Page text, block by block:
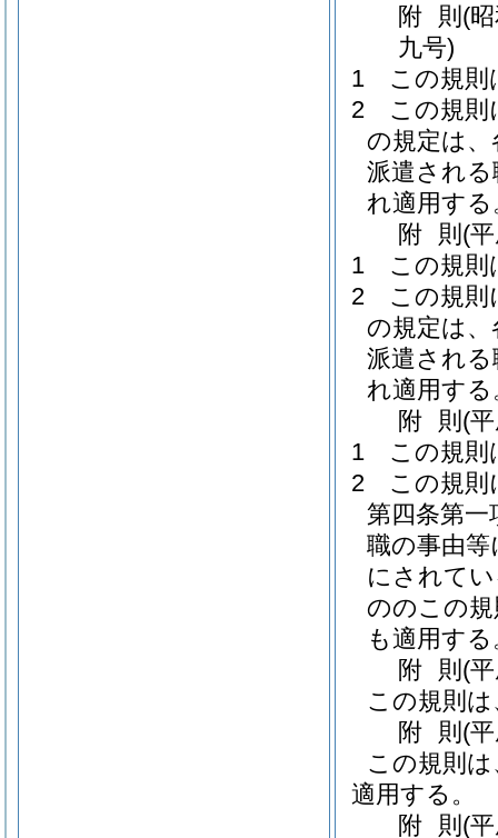
附 則 (
九号)
1
この規則
2
この規則
の規定は
派遣され
れ適用する
附 則 (
1
この規則
2
この規則
の規定は
派遣され
れ適用する
附 則 (
1
この規則
2
この規則
第四条第
職の事由
にされて
ののこの
も適用する
附 則 (
この規則
附 則 (
この規則
適用する。
附 則 (